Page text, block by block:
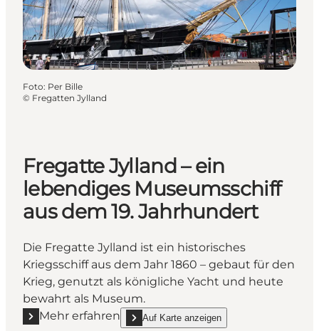
Foto: Per Bille
© Fregatten Jylland
Fregatte Jylland – ein
lebendiges Museumsschiff
aus dem 19. Jahrhundert
Die Fregatte Jylland ist ein historisches
Kriegsschiff aus dem Jahr 1860 – gebaut für den
Krieg, genutzt als königliche Yacht und heute
bewahrt als Museum.
Mehr erfahren
Mehr erfahren "Fregatte Jylland – ein lebendiges
Auf Karte anzeigen
show Fregatte Jylland – ein lebendiges